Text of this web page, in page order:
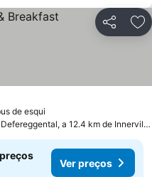
Partilhar
de esqui
St. Jakob im Defereggental, a 12.4 km de Innervillgraten
Ver preços